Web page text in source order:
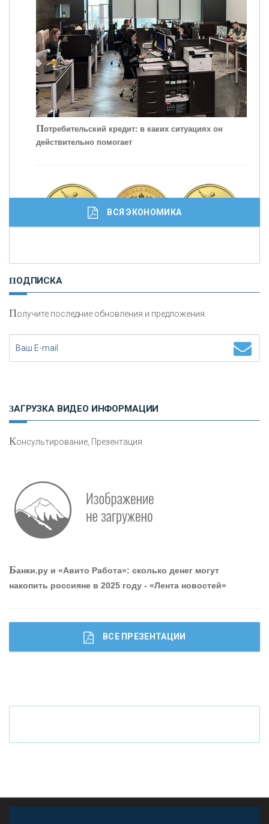
КОНТАКТЫ
привлечь и удержать персонал - «Интервью»
Потребительский кредит: в каких ситуациях он
действительно помогает
И
сохранения и увеличения капитала
Что будет с наличными деньгами при цифровом
ВСЯ ЭКОНОМИКА
ПОДПИСКА
Получите последние обновления и предложения.
ЗАГРУЗКА ВИДЕО ИНФОРМАЦИИ
Консультирование, Презентация
Банки.ру и «Авито Работа»: сколько денег могут
накопить россияне в 2025 году - «Лента новостей»
ВСЕ ПРЕЗЕНТАЦИИ